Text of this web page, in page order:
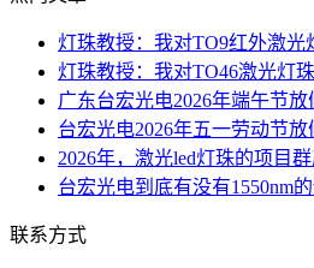
灯珠教授：我对TO9红外激光
灯珠教授：我对TO46激光灯
广东台宏光电2026年端午节放
台宏光电2026年五一劳动节放
2026年，激光led灯珠的项目
台宏光电到底有没有1550nm
联系方式